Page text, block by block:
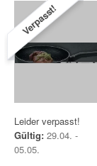
Verpasst!
Leider verpasst!
Gültig: 29.04. -
05.05.